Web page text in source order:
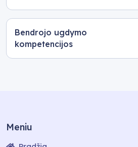
Bendrojo ugdymo
kompetencijos
Meniu